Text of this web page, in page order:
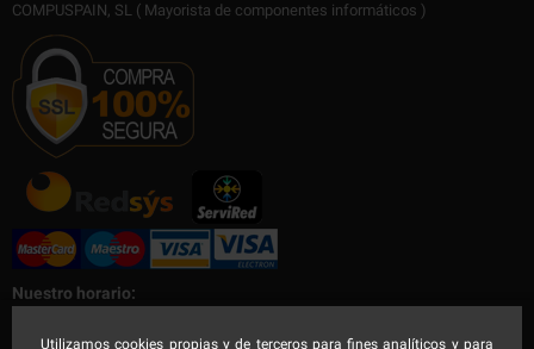
Utilizamos cookies propias y de terceros para fines analíticos y para
COMPUSPAIN, SL ( Mayorista de componentes informáticos )
Nuestro horario:
Nuestro horario de Lunes a Viernes